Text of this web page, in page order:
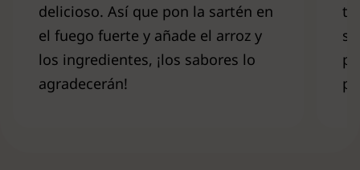
delicioso. Así que pon la sartén en
el fuego fuerte y añade el arroz y
los ingredientes, ¡los sabores lo
agradecerán!